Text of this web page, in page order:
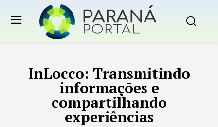
InLocco: Transmitindo
informações e
compartilhando
experiências